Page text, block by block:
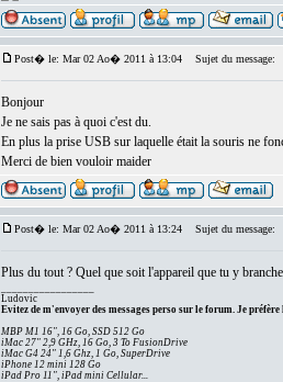
Post� le: Mar 02 Ao� 2011 à 13:04 Sujet du message:
Bonjour
Je ne sais pas à quoi c'est du.
En plus la prise USB sur laquelle était la souris ne
Merci de bien vouloir maider
Post� le: Mar 02 Ao� 2011 à 13:24 Sujet du message:
Plus du tout ? Quel que soit l'appareil que tu y
Ludovic
Evitez de m'envoyer des messages perso sur le forum. Je préfère
MBP M1 16", 16 Go, SSD 512 Go
iMac 27" 2,9 GHz, 16 Go, 3 To FusionDrive
iMac G4 24" 1,6 Ghz, 1 Go, SuperDrive
iPhone 12 mini 128 Go
iPad Pro 11", iPad mini Cellular...